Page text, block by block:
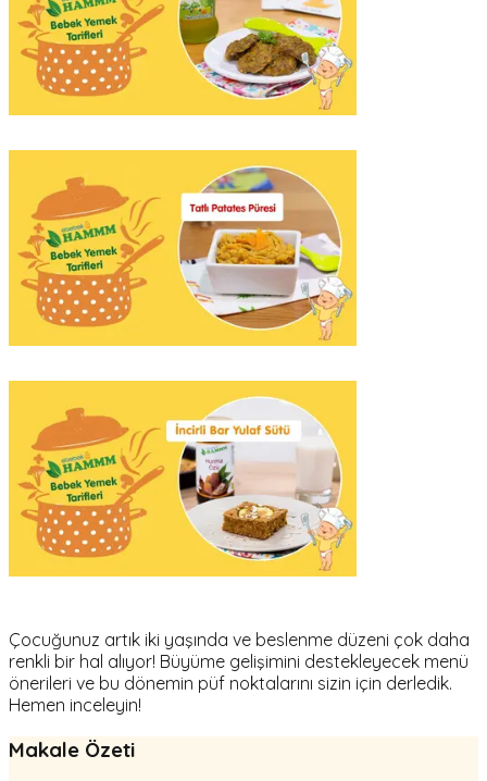
Çocuğunuz artık iki yaşında ve beslenme düzeni çok daha
renkli bir hal alıyor! Büyüme gelişimini destekleyecek menü
önerileri ve bu dönemin püf noktalarını sizin için derledik.
Hemen inceleyin!
Makale Özeti